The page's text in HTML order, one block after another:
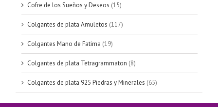
Cofre de los Sueños y Deseos (15)
Colgantes de plata Amuletos (117)
Colgantes Mano de Fatima (19)
Colgantes de plata Tetragrammaton (8)
Colgantes de plata 925 Piedras y Minerales (65)